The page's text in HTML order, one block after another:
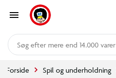
mere end 14.000 varer
Forside Spil og underholdning